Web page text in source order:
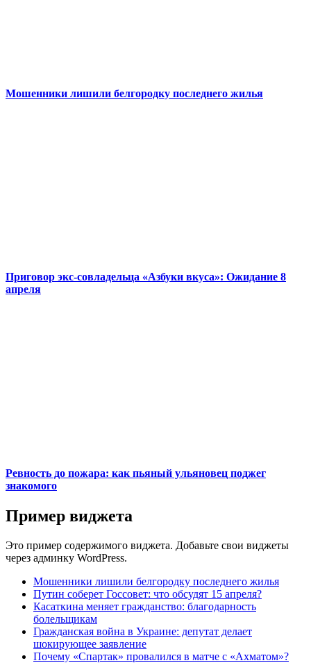
Мошенники лишили белгородку последнего жилья
Приговор экс-совладельца «Азбуки вкуса»: Ожидание 8
апреля
Ревность до пожара: как пьяный ульяновец поджег
знакомого
Пример виджета
Это пример содержимого виджета. Добавьте свои виджеты
через админку WordPress.
Мошенники лишили белгородку последнего жилья
Путин соберет Госсовет: что обсудят 15 апреля?
Касаткина меняет гражданство: благодарность
болельщикам
Гражданская война в Украине: депутат делает
шокирующее заявление
Почему «Спартак» провалился в матче с «Ахматом»?